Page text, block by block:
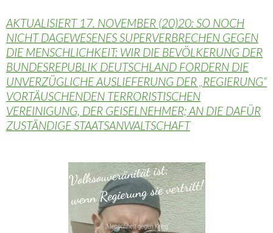
AKTUALISIERT 17. NOVEMBER (20)20: SO NOCH
NICHT DAGEWESENES SUPERVERBRECHEN GEGEN
DIE MENSCHLICHKEIT: WIR DIE BEVÖLKERUNG DER
BUNDESREPUBLIK DEUTSCHLAND FORDERN DIE
UNVERZÜGLICHE AUSLIEFERUNG DER „REGIERUNG“
VORTÄUSCHENDEN TERRORISTISCHEN
VEREINIGUNG, DER GEISELNEHMER; AN DIE DAFÜR
ZUSTÄNDIGE STAATSANWALTSCHAFT